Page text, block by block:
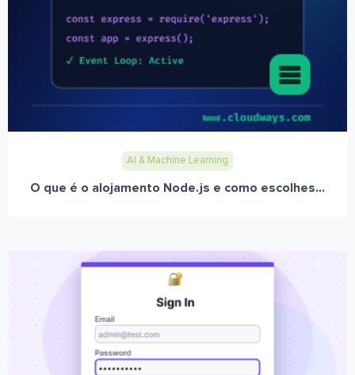
AI & Machine Learning
O que é o alojamento Node.js e como escolhes...